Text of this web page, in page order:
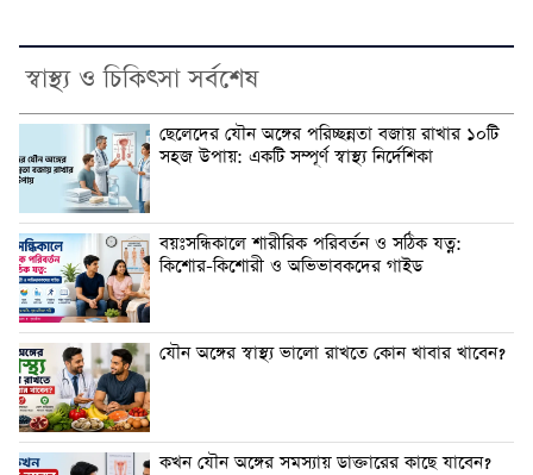
স্বাস্থ্য ও চিকিৎসা সর্বশেষ
ছেলেদের যৌন অঙ্গের পরিচ্ছন্নতা বজায় রাখার ১০টি
সহজ উপায়: একটি সম্পূর্ণ স্বাস্থ্য নির্দেশিকা
বয়ঃসন্ধিকালে শারীরিক পরিবর্তন ও সঠিক যত্ন:
কিশোর-কিশোরী ও অভিভাবকদের গাইড
যৌন অঙ্গের স্বাস্থ্য ভালো রাখতে কোন খাবার খাবেন?
কখন যৌন অঙ্গের সমস্যায় ডাক্তারের কাছে যাবেন?